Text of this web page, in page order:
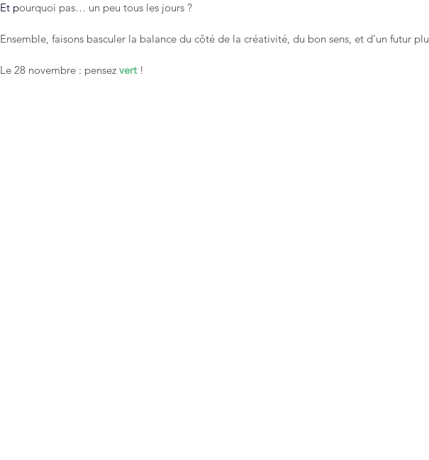
Et pourquoi pas… un peu tous les jours ?
Ensemble, faisons basculer la balance du côté de la créativité, du bon sens, et d’un futur
Le 28 novembre : pensez vert !